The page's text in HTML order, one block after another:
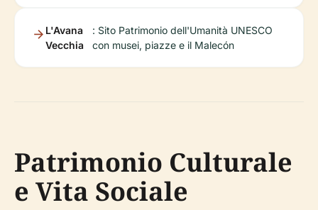
L'Avana
Vecchia
: Sito Patrimonio dell'Umanità UNESCO
con musei, piazze e il Malecón
Patrimonio Culturale
e Vita Sociale